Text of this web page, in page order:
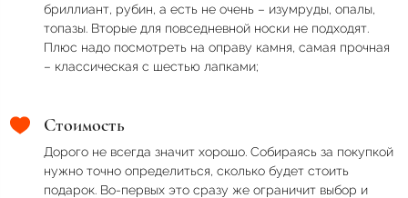
бриллиант, рубин, а есть не очень – изумруды, опалы,
топазы. Вторые для повседневной носки не подходят.
Плюс надо посмотреть на оправу камня, самая прочная
– классическая с шестью лапками;
Стоимость
Дорого не всегда значит хорошо. Собираясь за покупкой
нужно точно определиться, сколько будет стоить
подарок. Во-первых это сразу же ограничит выбор и